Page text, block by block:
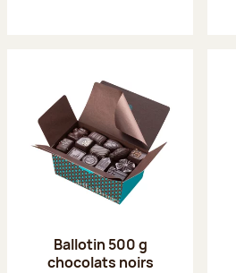
Ballotin 500 g
chocolats noirs